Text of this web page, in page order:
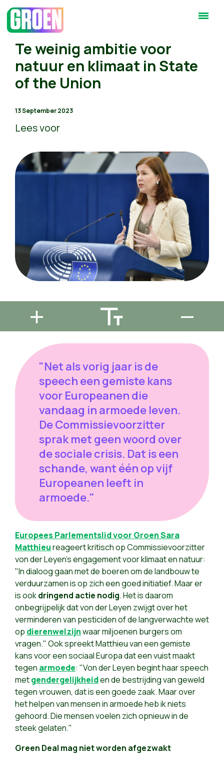
Te weinig ambitie voor
natuur en klimaat in State
of the Union
13 September 2023
Lees voor
"Net als vorig jaar is de
speech een gemiste kans
voor Europeanen die
vandaag in armoede leven.
De Commissievoorzitter
sprak met geen woord over
de sociale crisis. Dat is een
schande, want één op vijf
Europeanen leeft in
armoede."
Europees Parlementslid voor Groen Sara
Matthieureageert kritisch op Commissievoorzitter
von der Leyen's engagement voor klimaat en natuur:
"In dialoog gaan met de boeren om de landbouw te
verduurzamen is op zich een goed initiatief. Maar er
is ookdringend actie nodig. Het is daarom
onbegrijpelijk dat von der Leyen zwijgt over het
verminderen van pesticiden of de langverwachte wet
op dierenwelzijnwaar miljoenen burgers om
vragen." Ook spreekt Matthieu van een gemiste
kans voor een sociaal Europa dat een vuist maakt
tegen armoede: "Von der Leyen begint haar speech
metgendergelijkheiden de bestrijding van geweld
tegen vrouwen, dat is een goede zaak. Maar over
het helpen van mensen in armoede heb ik niets
gehoord. Die mensen voelen zich opnieuw in de
steek gelaten."
Green Deal mag niet worden afgezwakt